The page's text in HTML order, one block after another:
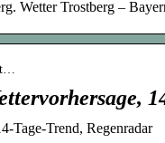
Wetter Trostberg –
Tage-Trend, Regenradar